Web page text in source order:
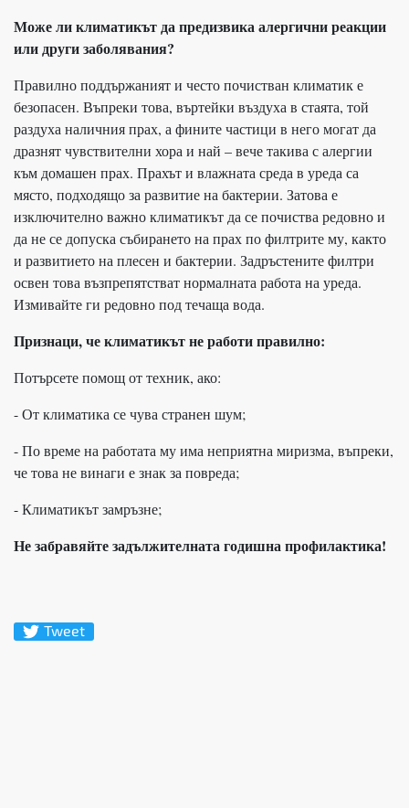
Може ли климатикът да предизвика алергични реакции
или други заболявания?
Правилно поддържаният и често почистван климатик е
безопасен. Въпреки това, въртейки въздуха в стаята, той
раздуха наличния прах, а фините частици в него могат да
дразнят чувствителни хора и най – вече такива с алергии
към домашен прах. Прахът и влажната среда в уреда са
място, подходящо за развитие на бактерии. Затова е
изключително важно климатикът да се почиства редовно и
да не се допуска събирането на прах по филтрите му, както
и развитието на плесен и бактерии. Задръстените филтри
освен това възпрепятстват нормалната работа на уреда.
Измивайте ги редовно под течаща вода.
Признаци, че климатикът не работи правилно:
Потърсете помощ от техник, ако:
- От климатика се чува странен шум;
- По време на работата му има неприятна миризма, въпреки,
че това не винаги е знак за повреда;
- Климатикът замръзне;
Не забравяйте задължителната годишна профилактика!
Tweet